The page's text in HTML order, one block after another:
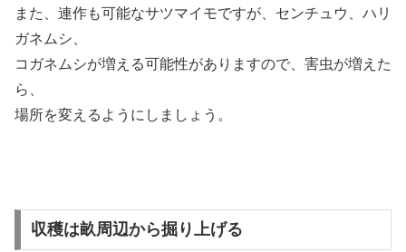
また、連作も可能なサツマイモですが、センチュウ、ハリ
ガネムシ、
コガネムシが増える可能性がありますので、害虫が増えた
ら、
場所を変えるようにしましょう。
収穫は畝周辺から掘り上げる